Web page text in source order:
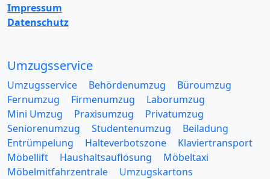
Impressum
Datenschutz
Umzugsservice
Umzugsservice Behördenumzug
Büroumzug
Fernumzug
Firmenumzug
Laborumzug
Mini Umzug
Praxisumzug
Privatumzug
Seniorenumzug
Studentenumzug
Beiladung
Entrümpelung
Halteverbotszone
Klaviertransport
Möbellift
Haushaltsauflösung
Möbeltaxi
Möbelmitfahrzentrale
Umzugskartons